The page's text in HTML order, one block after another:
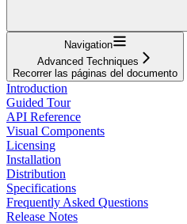
Navigation
Advanced Techniques
Recorrer las páginas del documento
Introduction
Guided Tour
API Reference
Visual Components
Licensing
Installation
Distribution
Specifications
Frequently Asked Questions
Release Notes